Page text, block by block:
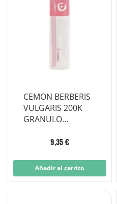
CEMON BERBERIS
VULGARIS 200K
GRANULO
9,35 €
Añadir al carrito